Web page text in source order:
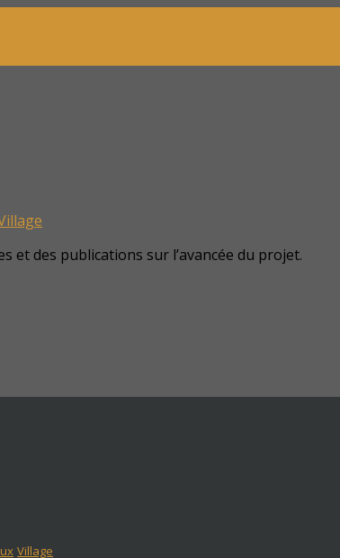
des publications sur l’avancée du projet.
Village